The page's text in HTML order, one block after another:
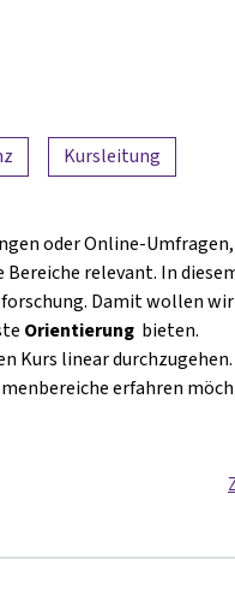
Kursleitung
oder Online-Umfragen,
relevant. In
Damit wollen
Orientierung bieten.
Kurs linear durchzugehen.
erfahren